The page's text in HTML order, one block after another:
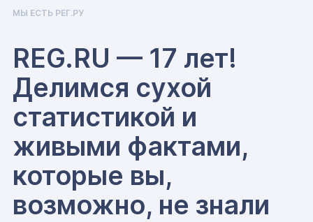
МЫ ЕСТЬ РЕГ.РУ
REG.RU — 17 лет!
Делимся сухой
статистикой и
живыми фактами,
которые вы,
возможно, не знали